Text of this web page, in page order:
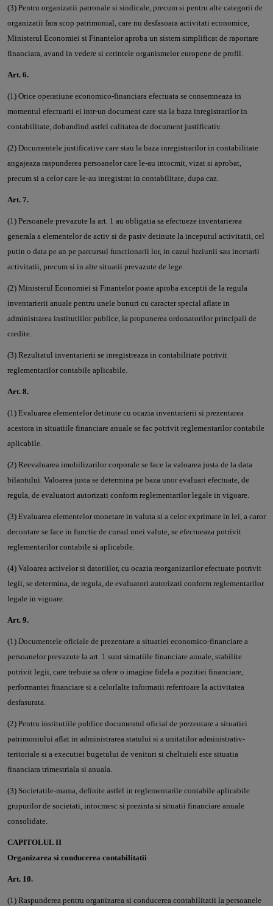
(3) Pentru organizatii patronale si sindicale, precum si pentru alte categorii de
organizatii fara scop patrimonial, care nu desfasoara activitati economice,
Ministerul Economiei si Finantelor aproba un sistem simplificat de raportare
financiara, avand in vedere si cerintele organismelor europene de profil.
Art. 6.
(1) Orice operatiune economico-financiara efectuata se consemneaza in
momentul efectuarii ei intr-un document care sta la baza inregistrarilor in
contabilitate, dobandind astfel calitatea de document justificativ.
(2) Documentele justificative care stau la baza inregistrarilor in contabilitate
angajeaza raspunderea persoanelor care le-au intocmit, vizat si aprobat,
precum si a celor care le-au inregistrat in contabilitate, dupa caz.
Art. 7.
(1) Persoanele prevazute la art. 1 au obligatia sa efectueze inventarierea
generala a elementelor de activ si de pasiv detinute la inceputul activitatii, cel
putin o data pe an pe parcursul functionarii lor, in cazul fuziunii sau incetarii
activitatii, precum si in alte situatii prevazute de lege.
(2) Ministerul Economiei si Finantelor poate aproba exceptii de la regula
inventarierii anuale pentru unele bunuri cu caracter special aflate in
administrarea institutiilor publice, la propunerea ordonatorilor principali de
credite.
(3) Rezultatul inventarierii se inregistreaza in contabilitate potrivit
reglementarilor contabile aplicabile.
Art. 8.
(1) Evaluarea elementelor detinute cu ocazia inventarierii si prezentarea
acestora in situatiile financiare anuale se fac potrivit reglementarilor contabile
aplicabile.
(2) Reevaluarea imobilizarilor corporale se face la valoarea justa de la data
bilantului. Valoarea justa se determina pe baza unor evaluari efectuate, de
regula, de evaluatori autorizati conform reglementarilor legale in vigoare.
(3) Evaluarea elementelor monetare in valuta si a celor exprimate in lei, a caror
decontare se face in functie de cursul unei valute, se efectueaza potrivit
reglementarilor contabile si aplicabile.
(4) Valoarea activelor si datoriilor, cu ocazia reorganizarilor efectuate potrivit
legii, se determina, de regula, de evaluatori autorizati conform reglementarilor
legale in vigoare.
Art. 9.
(1) Documentele oficiale de prezentare a situatiei economico-financiare a
persoanelor prevazute la art. 1 sunt situatiile financiare anuale, stabilite
potrivit legii, care trebuie sa ofere o imagine fidela a pozitiei financiare,
performantei financiare si a celorlalte informatii referitoare la activitatea
desfasurata.
(2) Pentru institutiile publice documentul oficial de prezentare a situatiei
patrimoniului aflat in administrarea statului si a unitatilor administrativ-
teritoriale si a executiei bugetului de venituri si cheltuieli este situatia
financiara trimestriala si anuala.
(3) Societatile-mama, definite astfel in reglementarile contabile aplicabile
grupurilor de societati, intocmesc si prezinta si situatii financiare anuale
consolidate.
CAPITOLUL II
Organizarea si conducerea contabilitatii
Art. 10.
(1) Raspunderea pentru organizarea si conducerea contabilitatii la persoanele